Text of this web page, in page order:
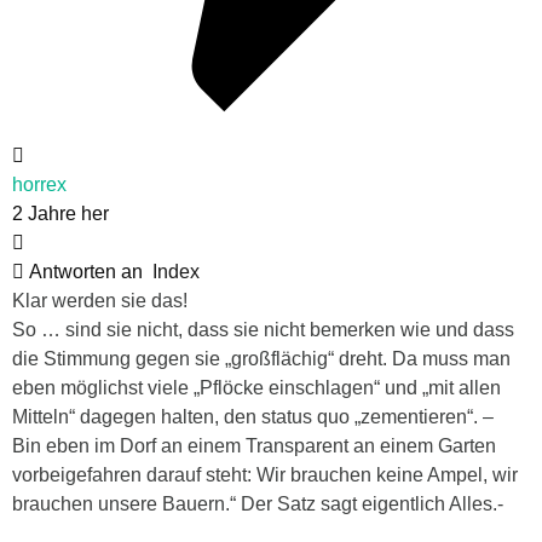
horrex
2 Jahre her
Antworten an
Index
Klar werden sie das!
So … sind sie nicht, dass sie nicht bemerken wie und dass
die Stimmung gegen sie „großflächig“ dreht. Da muss man
eben möglichst viele „Pflöcke einschlagen“ und „mit allen
Mitteln“ dagegen halten, den status quo „zementieren“. –
Bin eben im Dorf an einem Transparent an einem Garten
vorbeigefahren darauf steht: Wir brauchen keine Ampel, wir
brauchen unsere Bauern.“ Der Satz sagt eigentlich Alles.-